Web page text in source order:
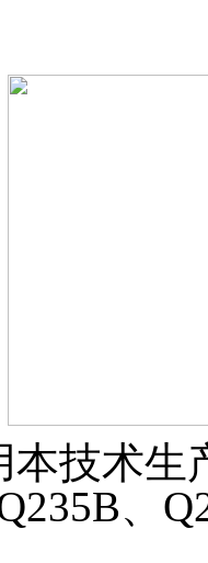
本技术生
、